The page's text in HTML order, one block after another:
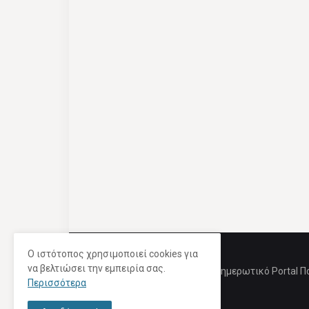
Ενημερωτικό Portal
Ο ιστότοπος χρησιμοποιεί cookies για
να βελτιώσει την εμπειρία σας.
Περισσότερα